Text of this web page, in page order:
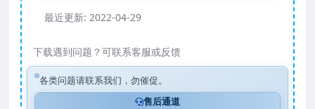
最近更新: 2022-04-29
下载遇到问题？可联系客服或反馈
各类问题请联系我们，勿催促。
售后通道